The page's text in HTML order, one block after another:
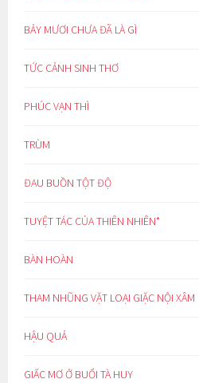
BẢY MƯƠI CHƯA ĐÃ LÀ GÌ
TỨC CẢNH SINH THƠ
PHÚC VẠN THÌ
TRÙM
ĐAU BUỒN TỘT ĐỘ
TUYỆT TÁC CỦA THIÊN NHIÊN*
BÀN HOÀN
THAM NHŨNG VẶT LOẠI GIẶC NỘI XÂM
HẬU QUẢ
GIẤC MƠ Ở BUỔI TÀ HUY